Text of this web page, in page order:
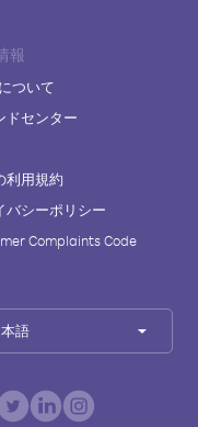
報
ついて
ドセンター
利用規約
バシーポリシー
Complaints Code
語